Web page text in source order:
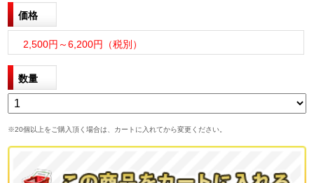
価格
2,500円～6,200円（税別）
数量
※20個以上をご購入頂く場合は、カートに入れてから変更ください。